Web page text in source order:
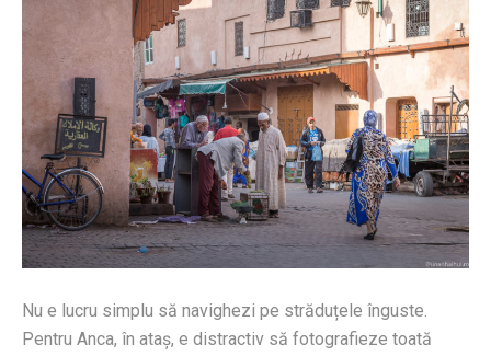
Nu e lucru simplu să navighezi pe străduțele înguste.
Pentru Anca, în ataș, e distractiv să fotografieze toată